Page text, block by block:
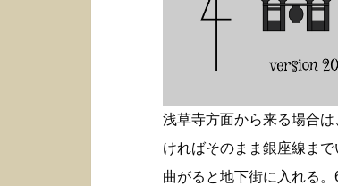
浅草寺方面から来る場合
ければそのまま銀座線ま
曲がると地下街に入れる